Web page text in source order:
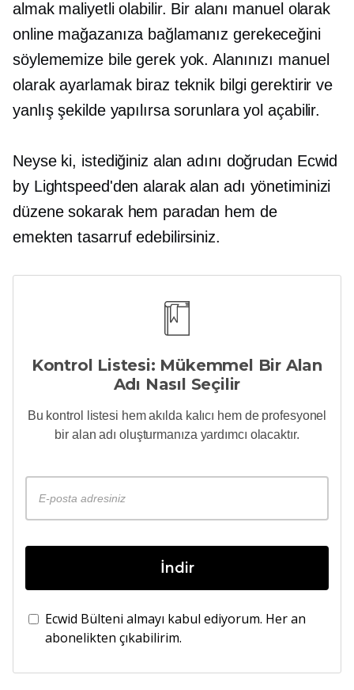
almak maliyetli olabilir. Bir alanı manuel olarak
online mağazanıza bağlamanız gerekeceğini
söylememize bile gerek yok. Alanınızı manuel
olarak ayarlamak biraz teknik bilgi gerektirir ve
yanlış şekilde yapılırsa sorunlara yol açabilir.
Neyse ki, istediğiniz alan adını doğrudan Ecwid
by Lightspeed'den alarak alan adı yönetiminizi
düzene sokarak hem paradan hem de
emekten tasarruf edebilirsiniz.
Kontrol Listesi: Mükemmel Bir Alan
Adı Nasıl Seçilir
Bu kontrol listesi hem akılda kalıcı hem de profesyonel
bir alan adı oluşturmanıza yardımcı olacaktır.
İndir
Ecwid Bülteni almayı kabul ediyorum. Her an
abonelikten çıkabilirim.